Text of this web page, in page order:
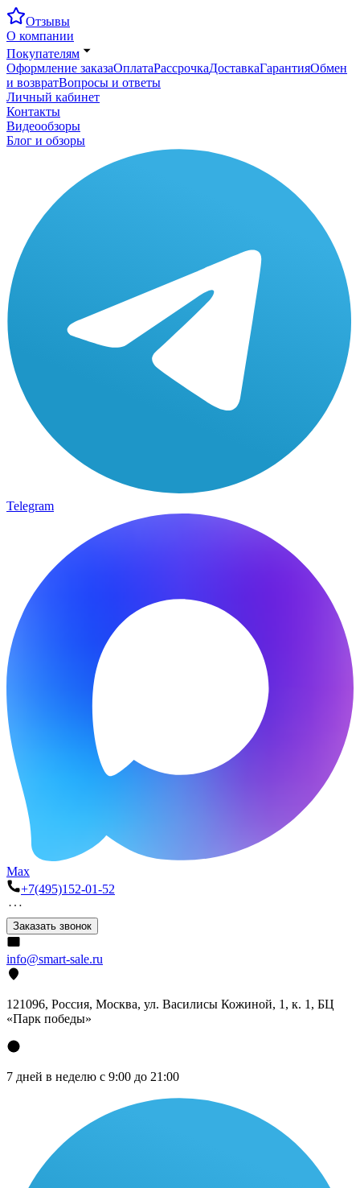
Отзывы
О компании
Покупателям
Оформление заказаОплатаРассрочкаДоставкаГарантияОбмен
и возвратВопросы и ответы
Личный кабинет
Контакты
Видеообзоры
Блог и обзоры
Telegram
Max
+7(495)152-01-52
Заказать звонок
info@smart-sale.ru
121096, Россия, Москва, ул. Василисы Кожиной, 1, к. 1, БЦ
«Парк победы»
7 дней в неделю с 9:00 до 21:00